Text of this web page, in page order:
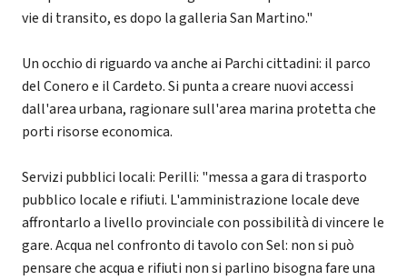
vie di transito, es dopo la galleria San Martino."
Un occhio di riguardo va anche ai Parchi cittadini: il parco
del Conero e il Cardeto. Si punta a creare nuovi accessi
dall'area urbana, ragionare sull'area marina protetta che
porti risorse economica.
Servizi pubblici locali: Perilli: "messa a gara di trasporto
pubblico locale e rifiuti. L'amministrazione locale deve
affrontarlo a livello provinciale con possibilità di vincere le
gare. Acqua nel confronto di tavolo con Sel: non si può
pensare che acqua e rifiuti non si parlino bisogna fare una